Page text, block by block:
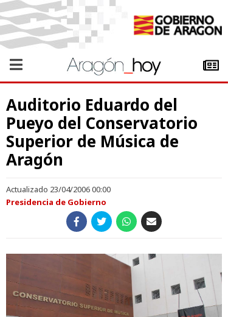
Auditorio Eduardo del
Pueyo del Conservatorio
Superior de Música de
Aragón
Actualizado 23/04/2006 00:00
Presidencia de Gobierno